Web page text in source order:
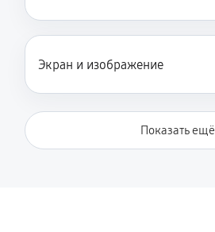
Экран и изображение
Показать ещё